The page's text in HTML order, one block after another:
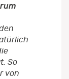
So
von